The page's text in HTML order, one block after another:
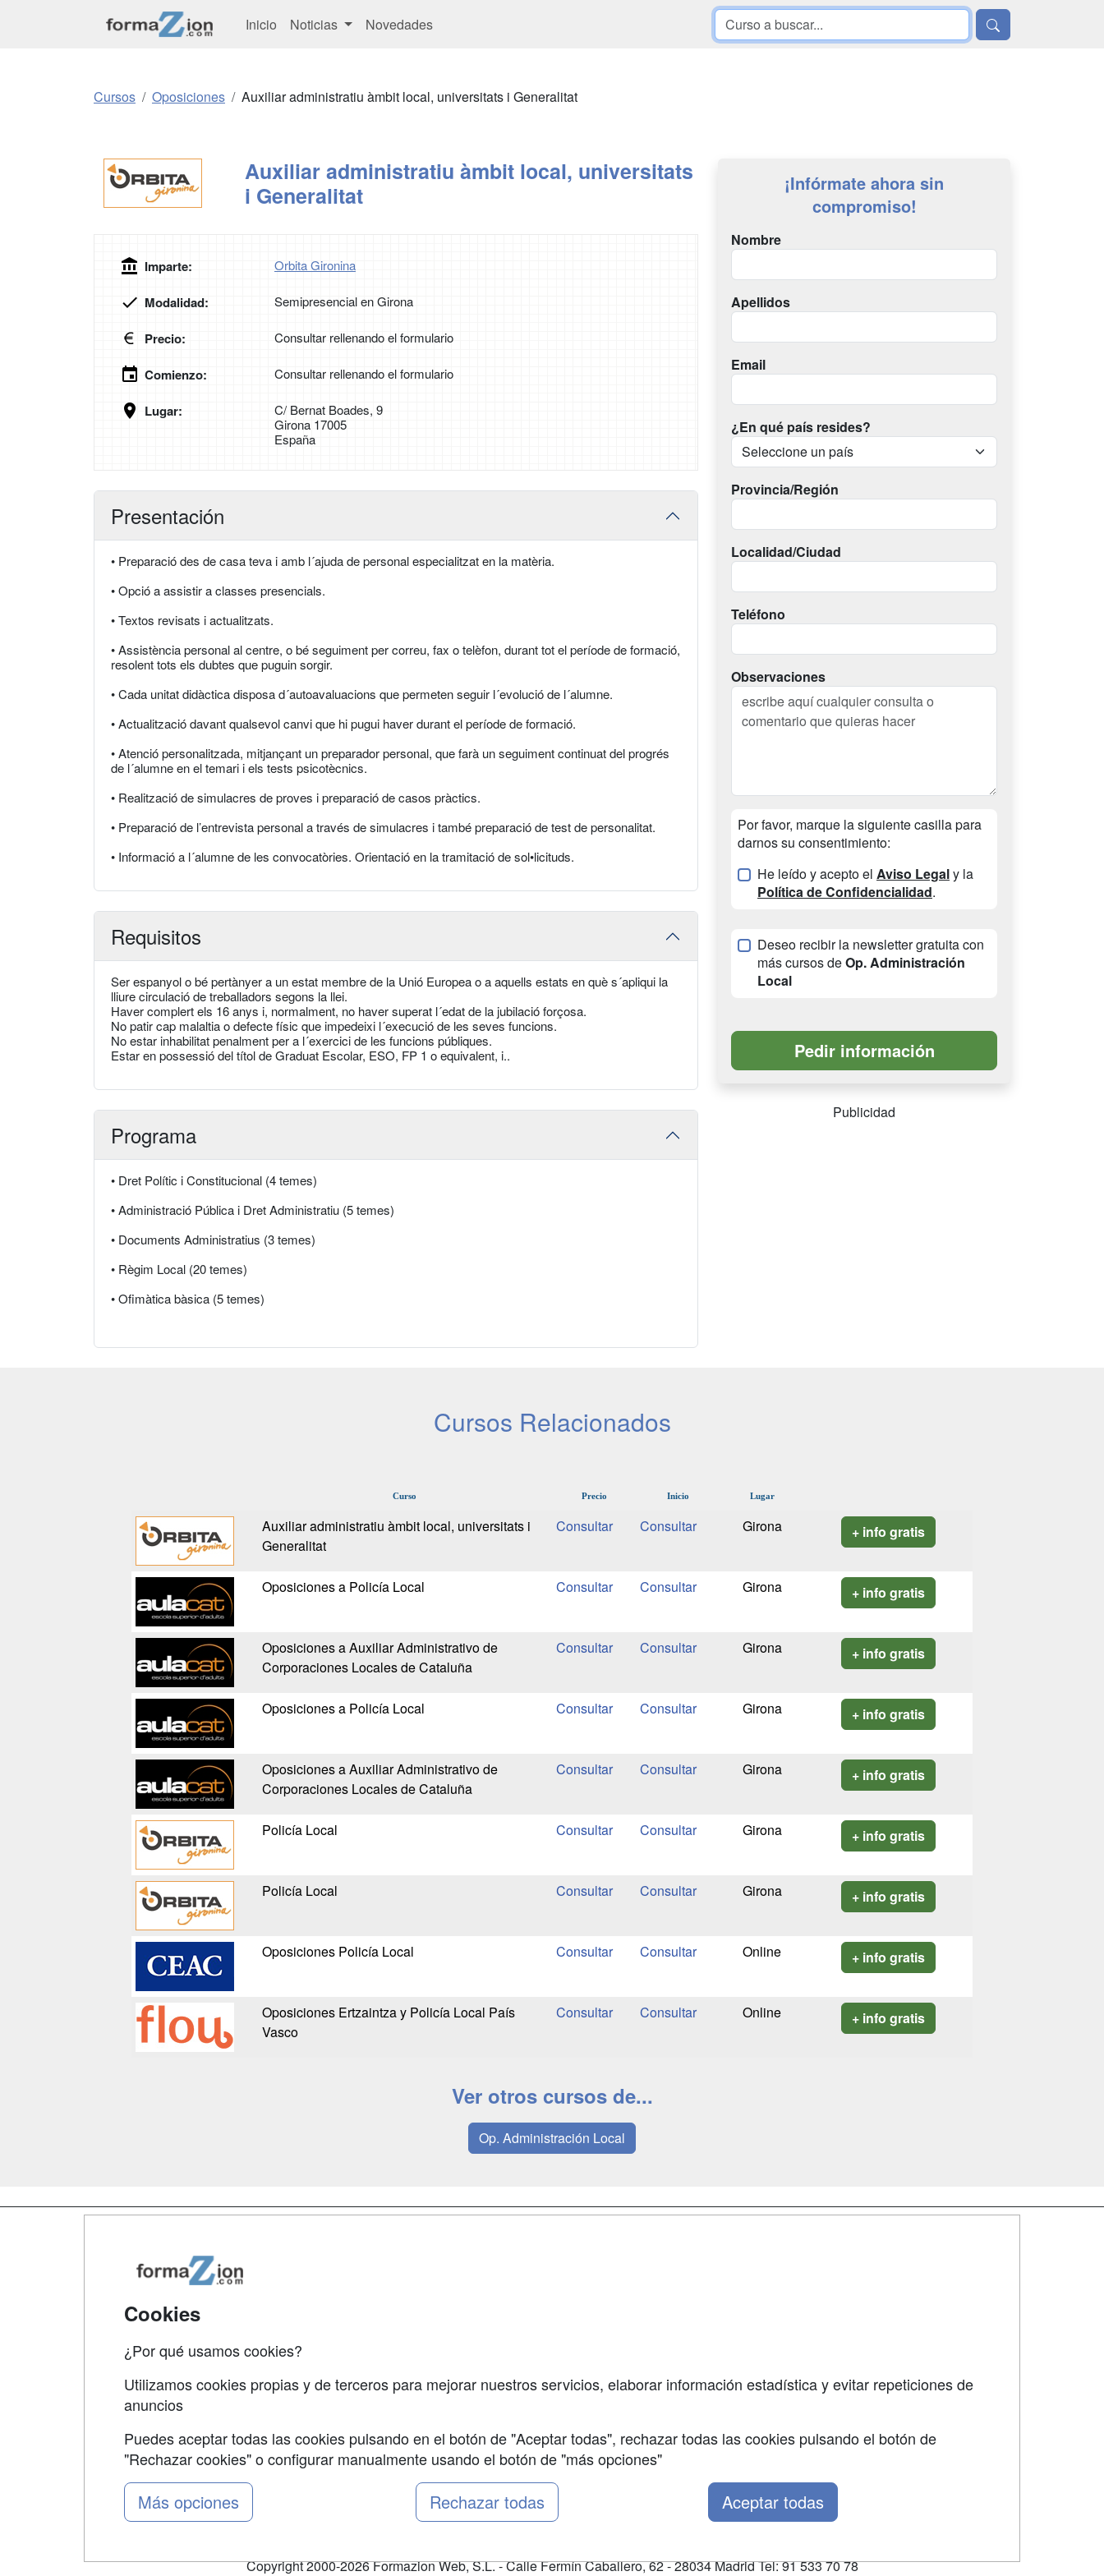
Inicio Noticias Novedades
Cursos Oposiciones Auxiliar administratiu àmbit local, universitats i Generalitat
Auxiliar administratiu àmbit local, universitats
i Generalitat
Imparte: Orbita Gironina
Modalidad: Semipresencial en Girona
Precio: Consultar rellenando el formulario
Comienzo: Consultar rellenando el formulario
Lugar:
C/ Bernat Boades, 9
Girona 17005
España
Presentación
• Preparació des de casa teva i amb l´ajuda de personal especialitzat en la matèria.
• Opció a assistir a classes presencials.
• Textos revisats i actualitzats.
• Assistència personal al centre, o bé seguiment per correu, fax o telèfon, durant tot el període de formació,
resolent tots els dubtes que puguin sorgir.
• Cada unitat didàctica disposa d´autoavaluacions que permeten seguir l´evolució de l´alumne.
• Actualització davant qualsevol canvi que hi pugui haver durant el període de formació.
• Atenció personalitzada, mitjançant un preparador personal, que farà un seguiment continuat del progrés
de l´alumne en el temari i els tests psicotècnics.
• Realització de simulacres de proves i preparació de casos pràctics.
• Preparació de l’entrevista personal a través de simulacres i també preparació de test de personalitat.
• Informació a l´alumne de les convocatòries. Orientació en la tramitació de sol•licituds.
Requisitos
Ser espanyol o bé pertànyer a un estat membre de la Unió Europea o a aquells estats en què s´apliqui la
lliure circulació de treballadors segons la llei.
Haver complert els 16 anys i, normalment, no haver superat l´edat de la jubilació forçosa.
No patir cap malaltia o defecte físic que impedeixi l´execució de les seves funcions.
No estar inhabilitat penalment per a l´exercici de les funcions públiques.
Estar en possessió del títol de Graduat Escolar, ESO, FP 1 o equivalent, i..
Programa
• Dret Polític i Constitucional (4 temes)
• Administració Pública i Dret Administratiu (5 temes)
• Documents Administratius (3 temes)
• Règim Local (20 temes)
• Ofimàtica bàsica (5 temes)
¡Infórmate ahora sin
compromiso!
Nombre
Apellidos
Email
¿En qué país resides?
Provincia/Región
Localidad/Ciudad
Teléfono
Observaciones
Por favor, marque la siguiente casilla para
darnos su consentimiento:
He leído y acepto el Aviso Legaly la
Política de Confidencialidad.
Deseo recibir la newsletter gratuita con
más cursos deOp. Administración
Local
Publicidad
Cursos Relacionados
Curso Precio Inicio Lugar
Auxiliar administratiu àmbit local, universitats i
Generalitat
Girona + info gratis
Oposiciones a Policía Local Girona + info gratis
Oposiciones a Auxiliar Administrativo de
Corporaciones Locales de Cataluña
Girona + info gratis
Oposiciones a Policía Local Girona + info gratis
Oposiciones a Auxiliar Administrativo de
Corporaciones Locales de Cataluña
Girona + info gratis
Policía Local Girona + info gratis
Policía Local Girona + info gratis
Oposiciones Policía Local Online + info gratis
Oposiciones Ertzaintza y Policía Local País
Vasco
Online + info gratis
Ver otros cursos de...
Op. Administración Local
Grupo formazion:
Copyright 2000-2026 Formazion Web, S.L. - Calle Fermín Caballero, 62 - 28034 Madrid Tel: 91 533 70 78
Cookies
¿Por qué usamos cookies?
Utilizamos cookies propias y de terceros para mejorar nuestros servicios, elaborar información estadística y evitar repeticiones de
anuncios
Puedes aceptar todas las cookies pulsando en el botón de "Aceptar todas", rechazar todas las cookies pulsando el botón de
"Rechazar cookies" o configurar manualmente usando el botón de "más opciones"
Más opciones Rechazar todas Aceptar todas